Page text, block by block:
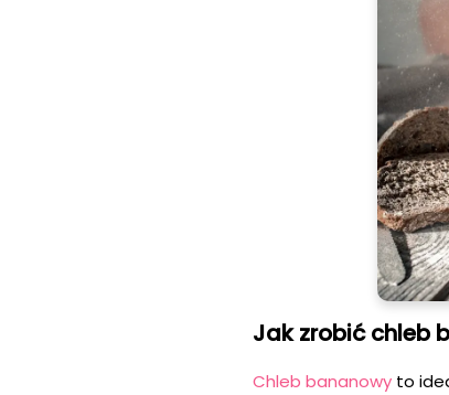
Jak zrobić chleb
Chleb bananowy to